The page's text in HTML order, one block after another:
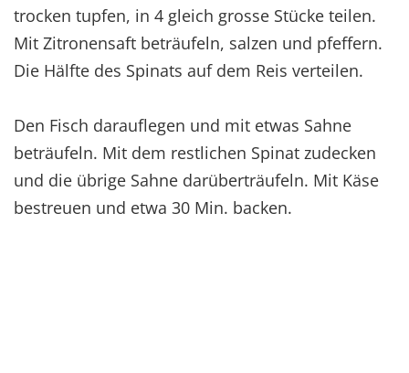
trocken tupfen, in 4 gleich grosse Stücke teilen.
Mit Zitronensaft beträufeln, salzen und pfeffern.
Die Hälfte des Spinats auf dem Reis verteilen.
Den Fisch darauflegen und mit etwas Sahne
beträufeln. Mit dem restlichen Spinat zudecken
und die übrige Sahne darüberträufeln. Mit Käse
bestreuen und etwa 30 Min. backen.